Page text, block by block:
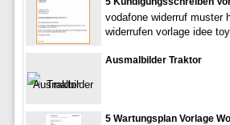
vodafone widerruf muster
widerrufen vorlage idee
Ausmalbilder Traktor
5 Wartungsplan Vorlage